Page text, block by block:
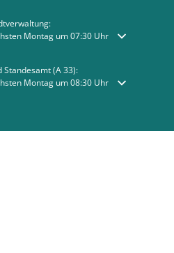
oder Schließzeiten auszublenden
Montag um 07:30 Uhr
Standesamt (A 33):
oder Schließzeiten auszublenden
Montag um 08:30 Uhr